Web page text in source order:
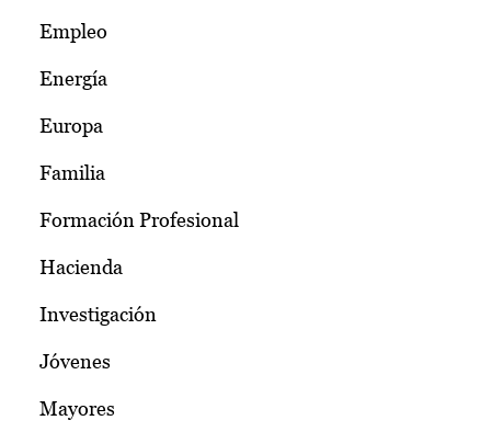
Empleo
Energía
Europa
Familia
Formación Profesional
Hacienda
Investigación
Jóvenes
Mayores